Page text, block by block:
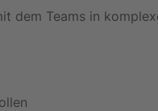
dem Teams in